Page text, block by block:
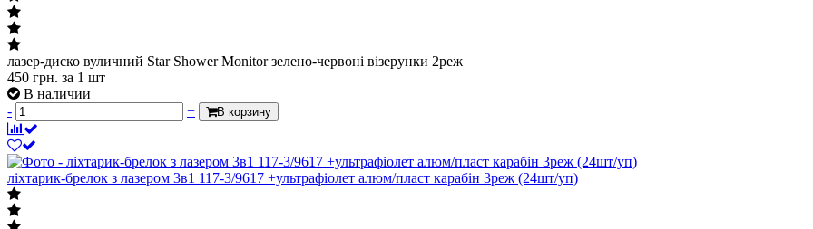
лазер-диско вуличний Star Shower Monitor зелено-червоні візерунки 2реж
450 грн. за 1 шт
В наличии
-
+ В корзину
ліхтарик-брелок з лазером 3в1 117-3/9617 +ультрафіолет алюм/пласт карабін 3реж (24шт/уп)